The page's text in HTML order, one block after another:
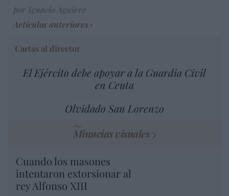
Artículos anteriores
Cartas al director
El Ejército debe apoyar a la Guardia Civil
en Ceuta
Olvidado San Lorenzo
Minucias visuales
Cuando los masones
intentaron extorsionar al
rey Alfonso XIII